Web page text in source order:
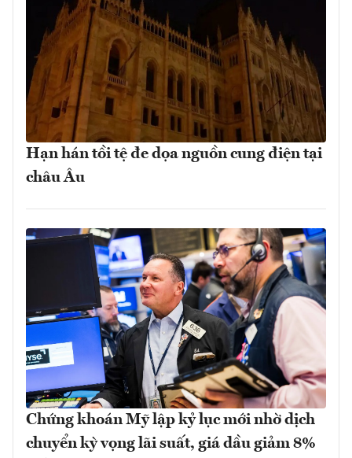
Hạn hán tồi tệ đe dọa nguồn cung điện tại
châu Âu
Chứng khoán Mỹ lập kỷ lục mới nhờ dịch
chuyển kỳ vọng lãi suất, giá dầu giảm 8%